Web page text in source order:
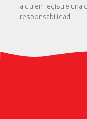
a quien registre una
responsabilidad.